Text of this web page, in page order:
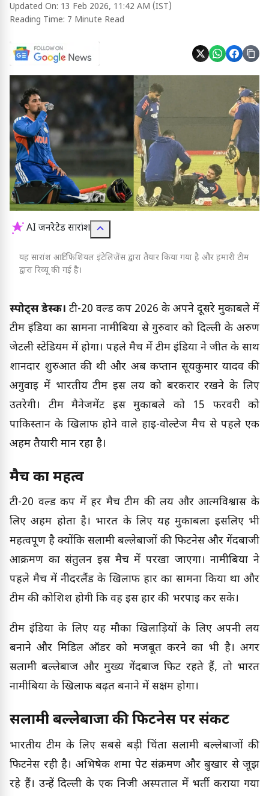
Updated On: 13 Feb 2026, 11:42 AM (IST)
Reading Time: 7 Minute Read
AI जनरेटेड सारांश
यह सारांश आर्टिफिशियल इंटेलिजेंस द्वारा तैयार किया गया है और हमारी टीम
द्वारा रिव्यू की गई है।
स्पोर्ट्स डेस्क। टी-20 वर्ल्ड कप 2026 के अपने दूसरे मुकाबले में
टीम इंडिया का सामना नामीबिया से गुरुवार को दिल्ली के अरुण
जेटली स्टेडियम में होगा। पहले मैच में टीम इंडिया ने जीत के साथ
शानदार शुरुआत की थी और अब कप्तान सूर्यकुमार यादव की
अगुवाई में भारतीय टीम इस लय को बरकरार रखने के लिए
उतरेगी। टीम मैनेजमेंट इस मुकाबले को 15 फरवरी को
पाकिस्तान के खिलाफ होने वाले हाई-वोल्टेज मैच से पहले एक
अहम तैयारी मान रहा है।
मैच का महत्व
टी-20 वर्ल्ड कप में हर मैच टीम की लय और आत्मविश्वास के
लिए अहम होता है। भारत के लिए यह मुकाबला इसलिए भी
महत्वपूर्ण है क्योंकि सलामी बल्लेबाजों की फिटनेस और गेंदबाजी
आक्रमण का संतुलन इस मैच में परखा जाएगा। नामीबिया ने
पहले मैच में नीदरलैंड के खिलाफ हार का सामना किया था और
टीम की कोशिश होगी कि वह इस हार की भरपाई कर सके।
टीम इंडिया के लिए यह मौका खिलाड़ियों के लिए अपनी लय
बनाने और मिडिल ऑर्डर को मजबूत करने का भी है। अगर
सलामी बल्लेबाज और मुख्य गेंदबाज फिट रहते हैं, तो भारत
नामीबिया के खिलाफ बढ़त बनाने में सक्षम होगा।
सलामी बल्लेबाजों की फिटनेस पर संकट
भारतीय टीम के लिए सबसे बड़ी चिंता सलामी बल्लेबाजों की
फिटनेस रही है। अभिषेक शर्मा पेट संक्रमण और बुखार से जूझ
रहे हैं। उन्हें दिल्ली के एक निजी अस्पताल में भर्ती कराया गया